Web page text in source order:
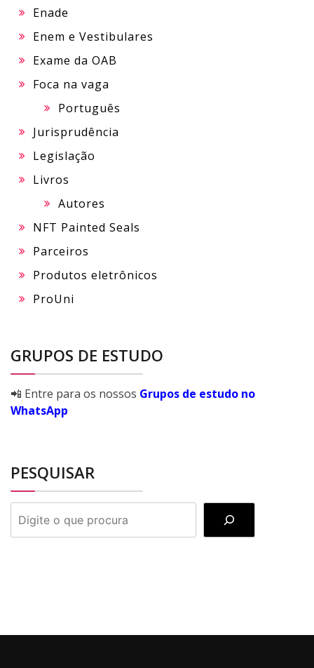
Enade
Enem e Vestibulares
Exame da OAB
Foca na vaga
Português
Jurisprudência
Legislação
Livros
Autores
NFT Painted Seals
Parceiros
Produtos eletrônicos
ProUni
GRUPOS DE ESTUDO
📲 Entre para os nossos Grupos de estudo no
WhatsApp
PESQUISAR
PESQUISAR